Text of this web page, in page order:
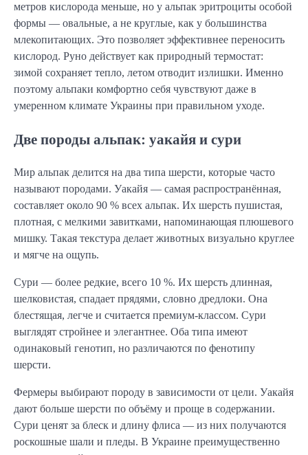
метров кислорода меньше, но у альпак эритроциты особой
формы — овальные, а не круглые, как у большинства
млекопитающих. Это позволяет эффективнее переносить
кислород. Руно действует как природный термостат:
зимой сохраняет тепло, летом отводит излишки. Именно
поэтому альпаки комфортно себя чувствуют даже в
умеренном климате Украины при правильном уходе.
Две породы альпак: уакайя и сури
Мир альпак делится на два типа шерсти, которые часто
называют породами. Уакайя — самая распространённая,
составляет около 90 % всех альпак. Их шерсть пушистая,
плотная, с мелкими завитками, напоминающая плюшевого
мишку. Такая текстура делает животных визуально круглее
и мягче на ощупь.
Сури — более редкие, всего 10 %. Их шерсть длинная,
шелковистая, спадает прядями, словно дредлоки. Она
блестящая, легче и считается премиум-классом. Сури
выглядят стройнее и элегантнее. Оба типа имеют
одинаковый генотип, но различаются по фенотипу
шерсти.
Фермеры выбирают породу в зависимости от цели. Уакайя
дают больше шерсти по объёму и проще в содержании.
Сури ценят за блеск и длину флиса — из них получаются
роскошные шали и пледы. В Украине преимущественно